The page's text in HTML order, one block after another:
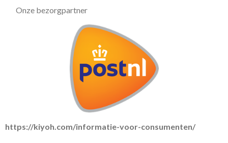
Onze bezorgpartner
https://kiyoh.com/informatie-voor-consumenten/